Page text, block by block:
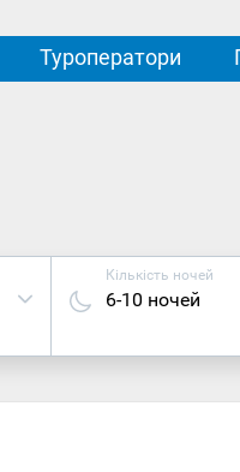
Туроператори
Кількість ночей
6-10 ночей